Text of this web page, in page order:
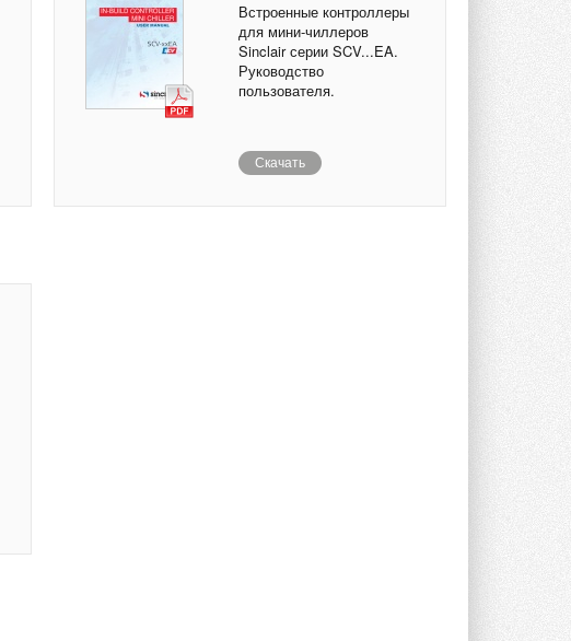
Встроенные контроллеры
для мини-чиллеров
Sinclair серии SCV...EA.
Руководство
пользователя.
Скачать